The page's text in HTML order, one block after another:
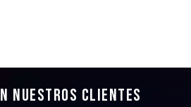
nuestros clientes